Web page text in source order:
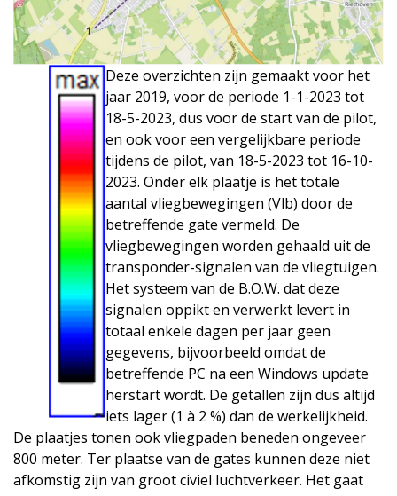
Deze overzichten zijn gemaakt voor het
jaar 2019, voor de periode 1-1-2023 tot
18-5-2023, dus voor de start van de pilot,
en ook voor een vergelijkbare periode
tijdens de pilot, van 18-5-2023 tot 16-10-
2023. Onder elk plaatje is het totale
aantal vliegbewegingen (Vlb) door de
betreffende gate vermeld. De
vliegbewegingen worden gehaald uit de
transponder-signalen van de vliegtuigen.
Het systeem van de B.O.W. dat deze
signalen oppikt en verwerkt levert in
totaal enkele dagen per jaar geen
gegevens, bijvoorbeeld omdat de
betreffende PC na een Windows update
herstart wordt. De getallen zijn dus altijd
iets lager (1 à 2 %) dan de werkelijkheid.
De plaatjes tonen ook vliegpaden beneden ongeveer
800 meter. Ter plaatse van de gates kunnen deze niet
afkomstig zijn van groot civiel luchtverkeer. Het gaat